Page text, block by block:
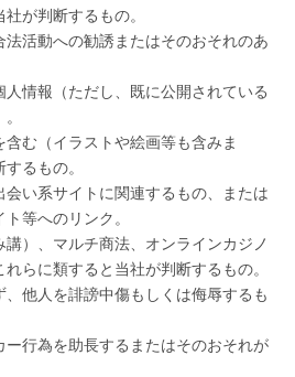
が判断するもの。
法活動への勧誘またはそのおそれのあ
情報（ただし、既に公開されている
む（イラストや絵画等も含みま
るもの。
会い系サイトに関連するもの、または
等へのリンク。
）、マルチ商法、オンラインカジノ
らに類すると当社が判断するもの。
他人を誹謗中傷もしくは侮辱するも
ー行為を助長するまたはそのおそれが